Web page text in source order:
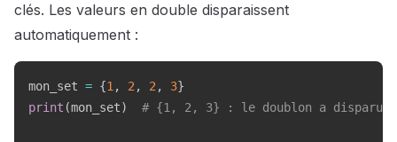
clés. Les valeurs en double disparaissent
automatiquement :
mon_set = {1, 2, 2, 3}
print (mon_set) # {1, 2, 3} : le doublon a disparu